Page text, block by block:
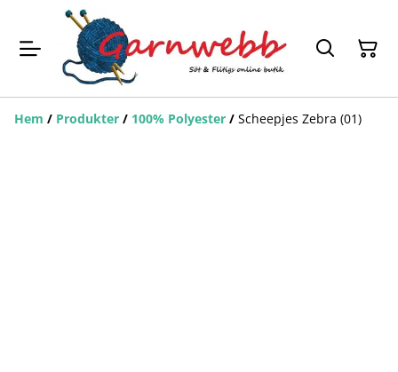
Hem / Produkter / 100% Polyester / Scheepjes Zebra (01)